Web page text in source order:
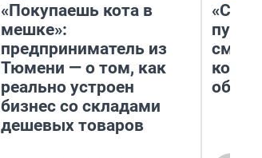
«Покупаешь кота в
мешке»:
предприниматель из
Тюмени — о том, как
реально устроен
бизнес со складами
дешевых товаров